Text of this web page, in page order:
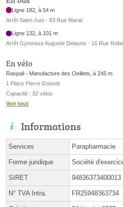
Ligne 182, à 54 m
Arrêt Saint-Just - 63 Rue Marat
Ligne 132, à 101 m
Arrêt Gymnase Auguste Delaune - 16 Rue
En vélo
Raspail - Manufacture des Oeillets, à 245 m
1 Place Pierre Gosnat
Capacité : 32 vélos
Voir tout
Informations
Services Parapharmacie
Forme juridique Société
SIRET 94836373400013
N° TVA Intra. FR25948363734